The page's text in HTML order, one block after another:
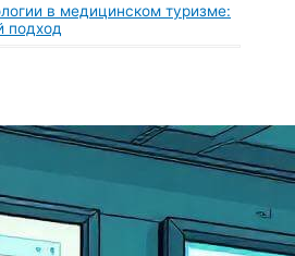
в медицинском туризме:
подход